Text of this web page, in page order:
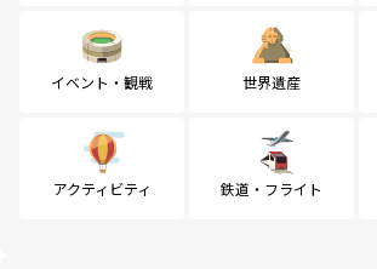
イベント・観戦 世界遺産
アクティビティ 鉄道・フライト